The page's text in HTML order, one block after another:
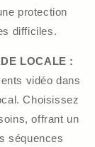
protection
difficiles.
LOCALE :
vidéo dans
Choisissez
offrant un
séquences